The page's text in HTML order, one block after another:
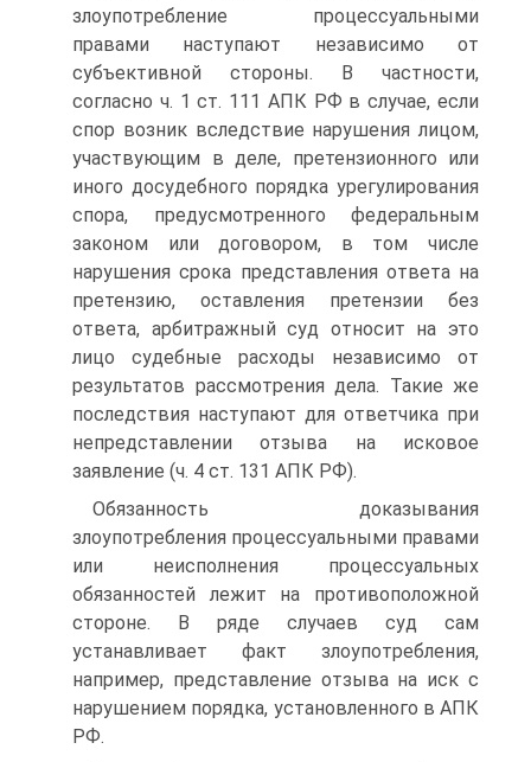
злоупотребление процессуальными
правами наступают независимо от
субъективной стороны. В частности,
согласно ч. 1 ст. 111 АПК РФ в случае, если
спор возник вследствие нарушения лицом,
участвующим в деле, претензионного или
иного досудебного порядка урегулирования
спора, предусмотренного федеральным
законом или договором, в том числе
нарушения срока представления ответа на
претензию, оставления претензии без
ответа, арбитражный суд относит на это
лицо судебные расходы независимо от
результатов рассмотрения дела. Такие же
последствия наступают для ответчика при
непредставлении отзыва на исковое
заявление (ч. 4 ст. 131 АПК РФ).
Обязанность доказывания
злоупотребления процессуальными правами
или неисполнения процессуальных
обязанностей лежит на противоположной
стороне. В ряде случаев суд сам
устанавливает факт злоупотребления,
например, представление отзыва на иск с
нарушением порядка, установленного в АПК
РФ.